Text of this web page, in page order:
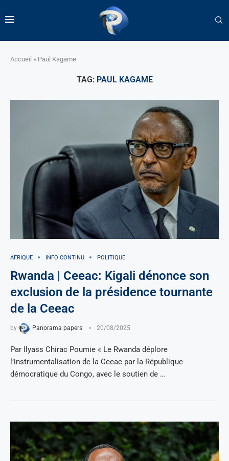
Accueil » Paul Kagame
TAG: PAUL KAGAME
AFRIQUE INFO CONTINU POLITIQUE
Rwanda | Ceeac: Kigali dénonce son
exclusion de la présidence tournante
de la Ceeac
by Panorama papers 20/08/2025
Par Ilyass Chirac Poumie « Le Rwanda déplore
l’instrumentalisation de la Ceeac par la République
démocratique du Congo, avec le soutien de …